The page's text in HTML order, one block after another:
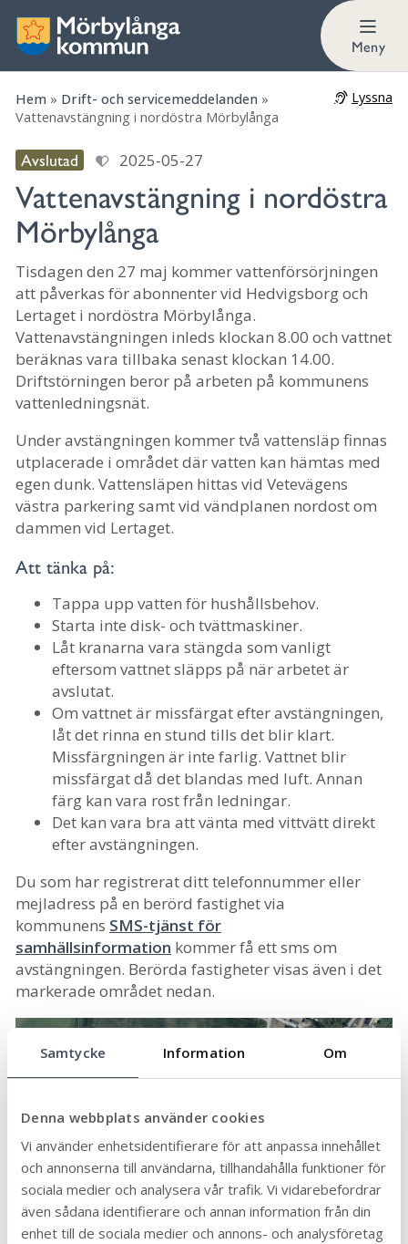
Samtycke Information Om
Denna webbplats använder cookies
Vi använder enhetsidentifierare för att anpassa innehållet
och annonserna till användarna, tillhandahålla funktioner för
sociala medier och analysera vår trafik. Vi vidarebefordrar
även sådana identifierare och annan information från din
enhet till de sociala medier och annons- och analysföretag
Meny
Hem » Drift- och servicemeddelanden »
Vattenavstängning i nordöstra Mörbylånga
Lyssna
Avslutad 2025-05-27
Vattenavstängning i nordöstra
Mörbylånga
Tisdagen den 27 maj kommer vattenförsörjningen
att påverkas för abonnenter vid Hedvigsborg och
Lertaget i nordöstra Mörbylånga.
Vattenavstängningen inleds klockan 8.00 och vattnet
beräknas vara tillbaka senast klockan 14.00.
Driftstörningen beror på arbeten på kommunens
vattenledningsnät.
Under avstängningen kommer två vattensläp finnas
utplacerade i området där vatten kan hämtas med
egen dunk. Vattensläpen hittas vid Vetevägens
västra parkering samt vid vändplanen nordost om
dammen vid Lertaget.
Att tänka på:
Tappa upp vatten för hushållsbehov.
Starta inte disk- och tvättmaskiner.
Låt kranarna vara stängda som vanligt
eftersom vattnet släpps på när arbetet är
avslutat.
Om vattnet är missfärgat efter avstängningen,
låt det rinna en stund tills det blir klart.
Missfärgningen är inte farlig. Vattnet blir
missfärgat då det blandas med luft. Annan
färg kan vara rost från ledningar.
Det kan vara bra att vänta med vittvätt direkt
efter avstängningen.
Du som har registrerat ditt telefonnummer eller
mejladress på en berörd fastighet via
kommunens SMS-tjänst för
samhällsinformation kommer få ett sms om
avstängningen. Berörda fastigheter visas även i det
markerade området nedan.